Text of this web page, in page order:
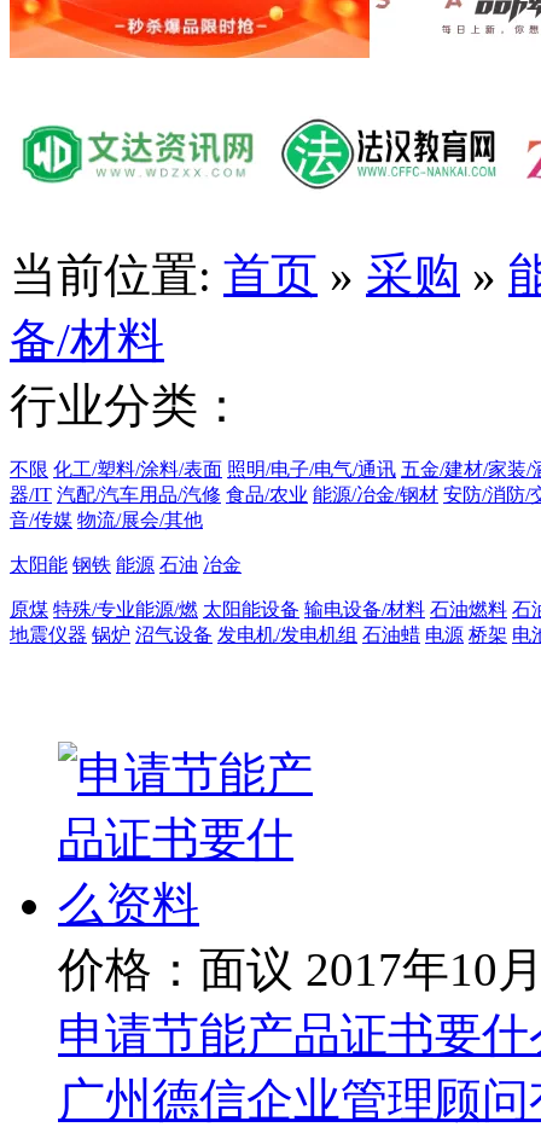
当前位置: 首页 » 采购 »
备/材料
行业分类：
不限 化工/塑料/涂料/表面 照明/电子/电气/通讯 五金/建材/家装/
器/IT 汽配/汽车用品/汽修 食品/农业 能源/冶金/钢材 安防/消防/
音/传媒 物流/展会/其他
太阳能 钢铁 能源 石油 冶金
原煤 特殊/专业能源/燃 太阳能设备 输电设备/材料 石油燃料 石
地震仪器 锅炉 沼气设备 发电机/发电机组 石油蜡 电源 桥架 电
价格：面议 2017年10
申请节能产品证书要
广州德信企业管理顾